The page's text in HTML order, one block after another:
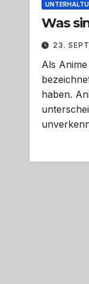
Was
23.
Als
haben.